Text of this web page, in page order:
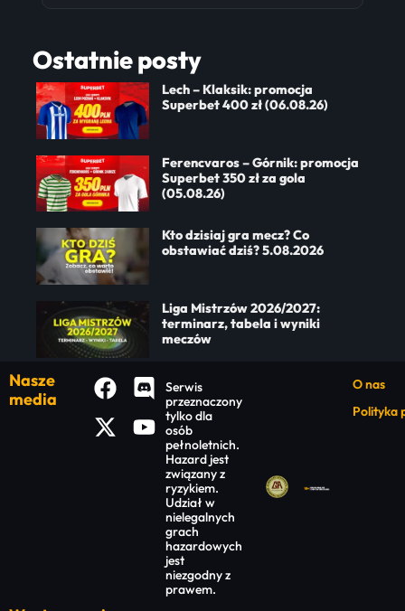
Ostatnie posty
Lech – Klaksik: promocja
Superbet 400 zł (06.08.26)
Ferencvaros – Górnik: promocja
Superbet 350 zł za gola
(05.08.26)
Kto dzisiaj gra mecz? Co
obstawiać dziś? 5.08.2026
Liga Mistrzów 2026/2027:
terminarz, tabela i wyniki
meczów
Nasze
media
Serwis
przeznaczony
tylko dla
osób
pełnoletnich.
Hazard jest
związany z
ryzykiem.
Udział w
nielegalnych
grach
hazardowych
jest
niezgodny z
prawem.
O nas
Polityka